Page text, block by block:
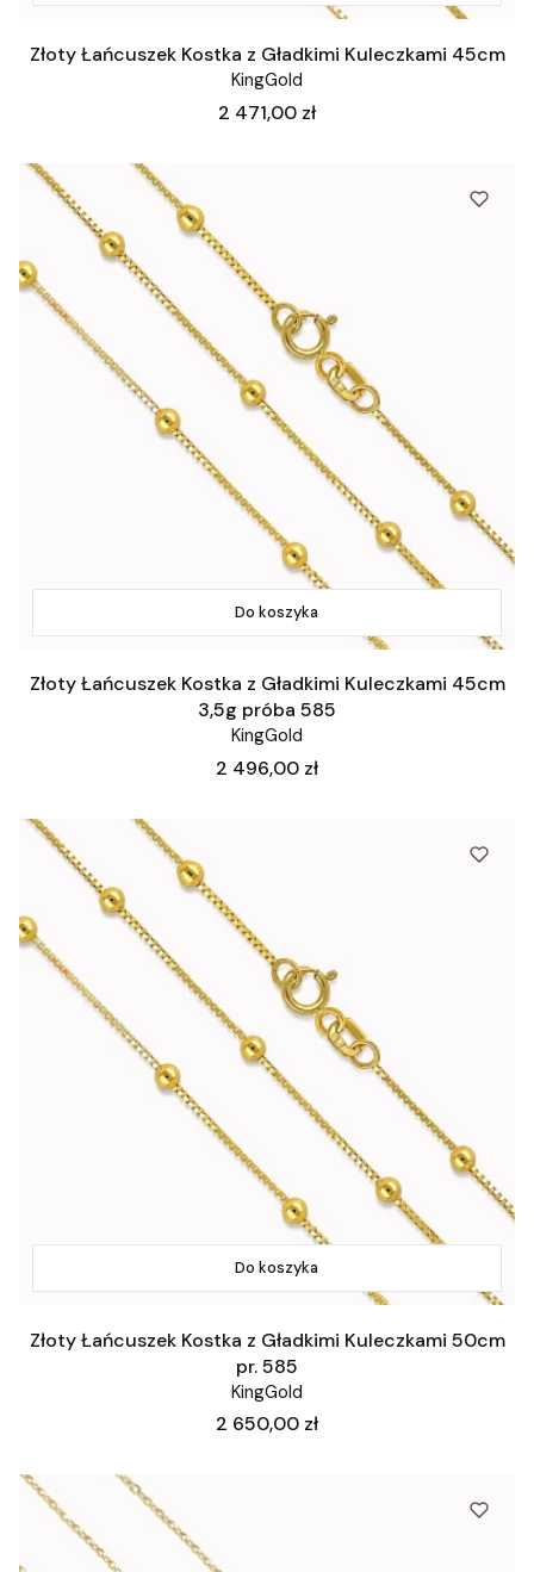
Złoty Łańcuszek Kostka z Gładkimi Kuleczkami 45cm
KingGold
Cena
2 471,00 zł
Do koszyka
Złoty Łańcuszek Kostka z Gładkimi Kuleczkami 45cm
3,5g próba 585
KingGold
Cena
2 496,00 zł
Do koszyka
Złoty Łańcuszek Kostka z Gładkimi Kuleczkami 50cm
pr. 585
KingGold
Cena
2 650,00 zł